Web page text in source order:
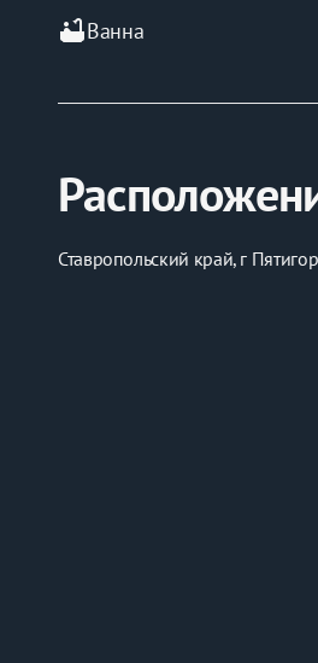
bathtubВанна
Ставропольский край, г